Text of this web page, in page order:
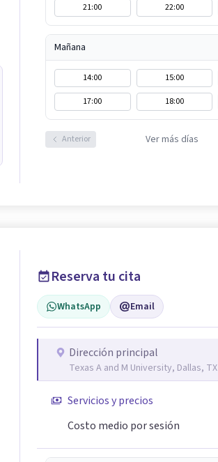
21:00 22:00
Mañana
14:00 15:00
17:00
18:00
Anterior Ver más días
Reserva tu cita
WhatsApp Email
Dirección principal
Texas A and M University, Dallas, TX
Servicios y precios
Costo medio por sesión